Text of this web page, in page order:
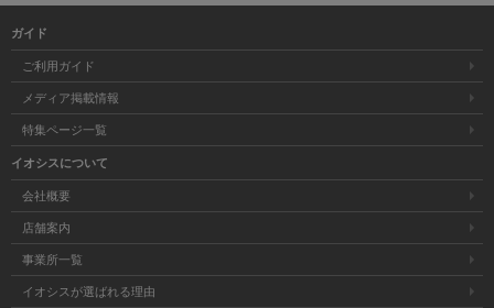
ガイド
ご利用ガイド
メディア掲載情報
特集ページ一覧
イオシスについて
会社概要
店舗案内
事業所一覧
イオシスが選ばれる理由